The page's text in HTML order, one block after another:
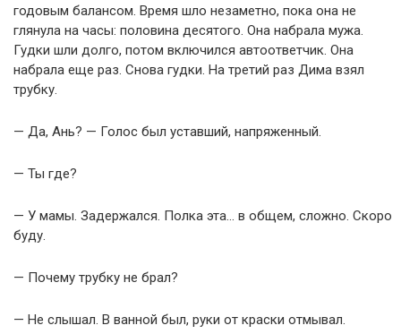
годовым балансом. Время шло незаметно, пока она не
глянула на часы: половина десятого. Она набрала мужа.
Гудки шли долго, потом включился автоответчик. Она
набрала еще раз. Снова гудки. На третий раз Дима взял
трубку.
— Да, Ань? — Голос был уставший, напряженный.
— Ты где?
— У мамы. Задержался. Полка эта… в общем, сложно. Скоро
буду.
— Почему трубку не брал?
— Не слышал. В ванной был, руки от краски отмывал.